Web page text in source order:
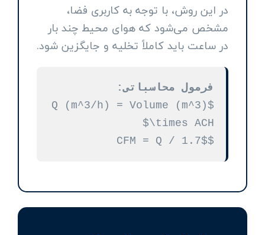
در این روش، با توجه به کاربری فضا،
مشخص می‌شود که هوای محیط چند بار
در ساعت باید کاملاً تخلیه و جایگزین شود.
فرمول محاسباتی:
$Q (m^3/h) = Volume (m^3)
\times ACH$
$CFM = Q / 1.7$